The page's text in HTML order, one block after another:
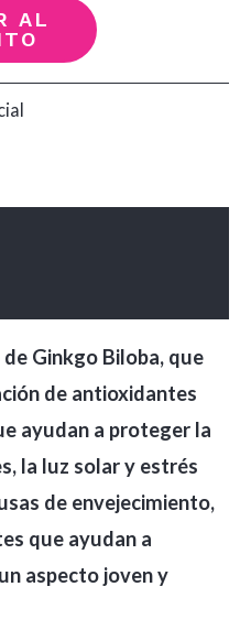
AL
Ginkgo Biloba, que
de antioxidantes
ayudan a proteger la
la luz solar y estrés
de envejecimiento,
que ayudan a
aspecto joven y